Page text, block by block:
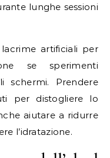
lunghe sessioni
artificiali per
se sperimenti
schermi. Prendere
per distogliere lo
aiutare a ridurre
l’idratazione.